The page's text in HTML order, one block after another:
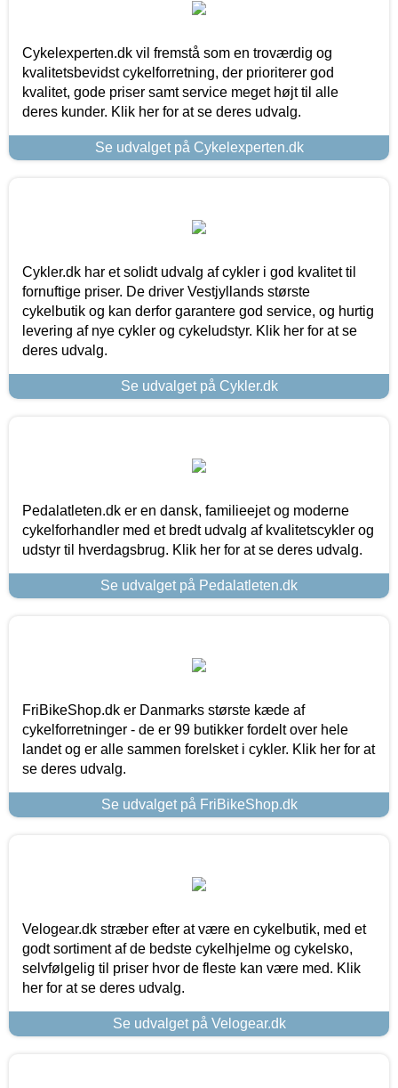
Cykelexperten.dk vil fremstå som en troværdig og
kvalitetsbevidst cykelforretning, der prioriterer god
kvalitet, gode priser samt service meget højt til alle
deres kunder. Klik her for at se deres udvalg.
Se udvalget på Cykelexperten.dk
Cykler.dk har et solidt udvalg af cykler i god kvalitet til
fornuftige priser. De driver Vestjyllands største
cykelbutik og kan derfor garantere god service, og hurtig
levering af nye cykler og cykeludstyr. Klik her for at se
deres udvalg.
Se udvalget på Cykler.dk
Pedalatleten.dk er en dansk, familieejet og moderne
cykelforhandler med et bredt udvalg af kvalitetscykler og
udstyr til hverdagsbrug. Klik her for at se deres udvalg.
Se udvalget på Pedalatleten.dk
FriBikeShop.dk er Danmarks største kæde af
cykelforretninger - de er 99 butikker fordelt over hele
landet og er alle sammen forelsket i cykler. Klik her for at
se deres udvalg.
Se udvalget på FriBikeShop.dk
Velogear.dk stræber efter at være en cykelbutik, med et
godt sortiment af de bedste cykelhjelme og cykelsko,
selvfølgelig til priser hvor de fleste kan være med. Klik
her for at se deres udvalg.
Se udvalget på Velogear.dk